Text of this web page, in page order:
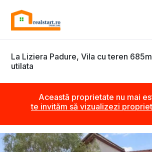
La Liziera Padure, Vila cu teren
utilata
Această proprietate nu mai
te invităm să vizualizezi